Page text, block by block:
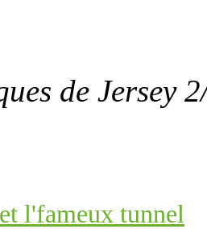
de Jersey
l'fameux tunnel